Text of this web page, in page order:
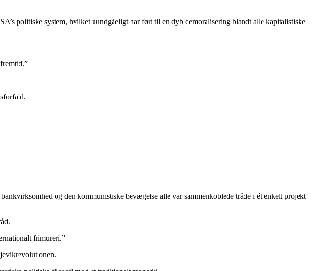
politiske system, hvilket uundgåeligt har ført til en dyb demoralisering blandt alle kapitalistiske
og den kommunistiske bevægelse alle var sammenkoblede tråde i ét enkelt projekt
frimureri.”